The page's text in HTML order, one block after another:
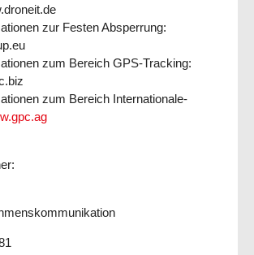
zur Festen Absperrung:
zum Bereich GPS-Tracking:
zum Bereich Internationale-